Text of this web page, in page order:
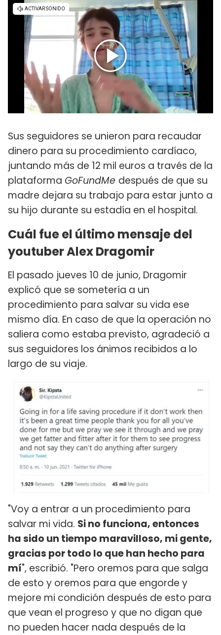
Sus seguidores se unieron para recaudar
dinero para su procedimiento cardíaco,
juntando más de 12 mil euros a través de la
plataforma GoFundMe después de que su
madre dejara su trabajo para estar junto a
su hijo durante su estadía en el hospital.
Cuál fue el último mensaje del
youtuber Alex Dragomir
El pasado jueves 10 de junio, Dragomir
explicó que se sometería a un
procedimiento para salvar su vida ese
mismo día. En caso de que la operación no
saliera como estaba previsto, agradeció a
sus seguidores los ánimos recibidos a lo
largo de su viaje.
"Voy a entrar a un procedimiento para
salvar mi vida. Si no funciona, entonces
ha sido un tiempo maravilloso, mi gente,
gracias por todo lo que han hecho para
mí", escribió. "Pero oremos para que salga
de esto y oremos para que engorde y
mejore mi condición después de esto para
que vean el progreso y que no digan que
no pueden hacer nada después de la